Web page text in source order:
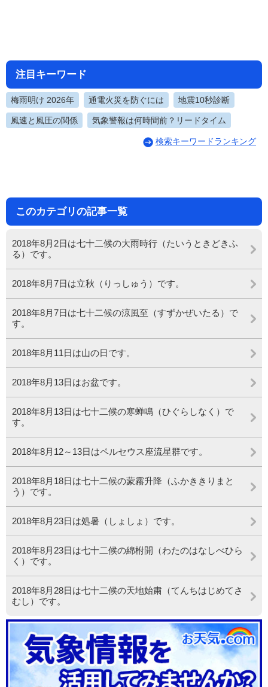
注目キーワード
梅雨明け 2026年 通電火災を防ぐには 地震10秒診断
風速と風圧の関係 気象警報は何時間前？リードタイム
検索キーワードランキング
このカテゴリの記事一覧
2018年8月2日は七十二候の大雨時行（たいうときどきふ
る）です。
2018年8月7日は立秋（りっしゅう）です。
2018年8月7日は七十二候の涼風至（すずかぜいたる）で
す。
2018年8月11日は山の日です。
2018年8月13日はお盆です。
2018年8月13日は七十二候の寒蝉鳴（ひぐらしなく）で
す。
2018年8月12～13日はペルセウス座流星群です。
2018年8月18日は七十二候の蒙霧升降（ふかききりまと
う）です。
2018年8月23日は処暑（しょしょ）です。
2018年8月23日は七十二候の綿柎開（わたのはなしべひら
く）です。
2018年8月28日は七十二候の天地始粛（てんちはじめてさ
むし）です。